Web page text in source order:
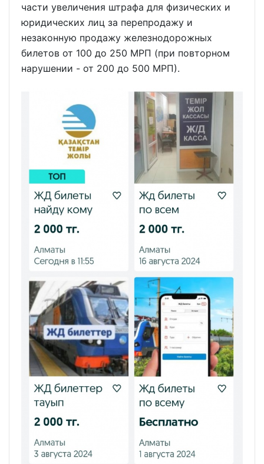
части увеличения штрафа для физических и
юридических лиц за перепродажу и
незаконную продажу железнодорожных
билетов от 100 до 250 МРП (при повторном
нарушении - от 200 до 500 МРП).